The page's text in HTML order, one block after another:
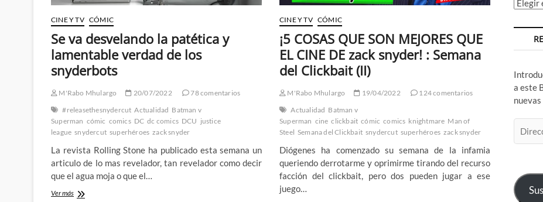
CINE Y TV CÓMIC
Se va desvelando la patética y
lamentable verdad de los
snyderbots
M'Rabo Mhulargo 20/07/2022
78 comentarios
#releasethesnydercut Actualidad Batman v
Superman cómic comics DC dc comics DCU justice
league snydercut superhéroes zack snyder
La revista Rolling Stone ha publicado esta semana un
articulo de lo mas revelador, tan revelador como decir
que el agua moja o que el…
Ver másSe
CINE Y TV CÓMIC
¡5 COSAS QUE SON MEJORES QUE
EL CINE DE zack snyder! : Semana
del Clickbait (II)
M'Rabo Mhulargo 19/04/2022
124 comentarios
Actualidad Batman v
Superman cine clickbait cómic comics knightmare Man of
Steel Semana del Clickbait snydercut superhéroes zack snyder
Diógenes ha comenzado su semana de la infamia
queriendo derrotarme y oprimirme tirando del recurso
facción del clickbait, pero dos pueden jugar a ese
juego…
a este
de